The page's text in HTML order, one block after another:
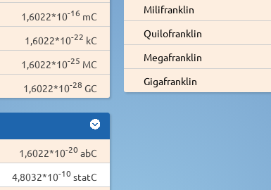
1,6022*10-16 mC
1,6022*10-22 kC
1,6022*10-25 MC
1,6022*10-28 GC
1,6022*10-20 abC
4,8032*10-10 statC
Milifranklin
Quilofranklin
Megafranklin
Gigafranklin